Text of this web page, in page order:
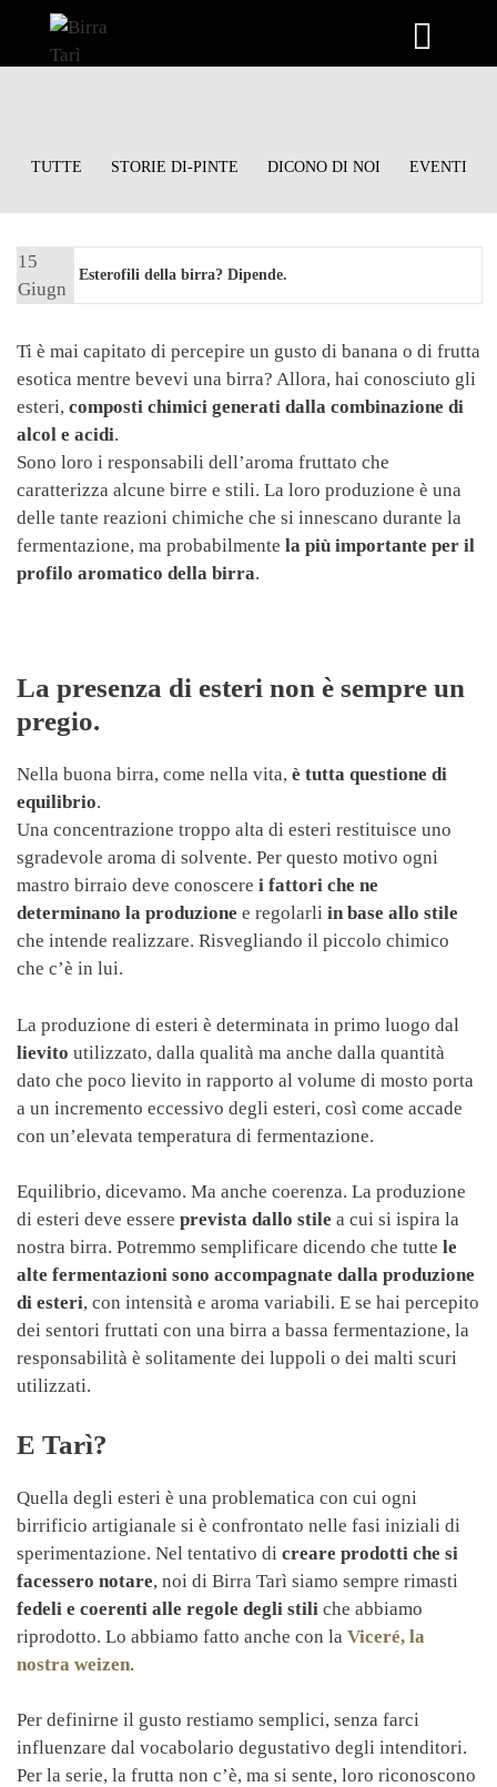
TUTTE STORIE DI-PINTE DICONO DI NOI EVENTI
Esterofili della birra? Dipende.
15
Giugn
Ti è mai capitato di percepire un gusto di banana o di frutta
esotica mentre bevevi una birra? Allora, hai conosciuto gli
esteri, composti chimici generati dalla combinazione di
alcol e acidi.
Sono loro i responsabili dell’aroma fruttato che
caratterizza alcune birre e stili. La loro produzione è una
delle tante reazioni chimiche che si innescano durante la
fermentazione, ma probabilmente la più importante per il
profilo aromatico della birra.
La presenza di esteri non è sempre un
pregio.
Nella buona birra, come nella vita, è tutta questione di
equilibrio.
Una concentrazione troppo alta di esteri restituisce uno
sgradevole aroma di solvente. Per questo motivo ogni
mastro birraio deve conoscere i fattori che ne
determinano la produzione e regolarli in base allo stile
che intende realizzare. Risvegliando il piccolo chimico
che c’è in lui.
La produzione di esteri è determinata in primo luogo dal
lievito utilizzato, dalla qualità ma anche dalla quantità
dato che poco lievito in rapporto al volume di mosto porta
a un incremento eccessivo degli esteri, così come accade
con un’elevata temperatura di fermentazione.
Equilibrio, dicevamo. Ma anche coerenza. La produzione
di esteri deve essere prevista dallo stile a cui si ispira la
nostra birra. Potremmo semplificare dicendo che tutte le
alte fermentazioni sono accompagnate dalla produzione
di esteri, con intensità e aroma variabili. E se hai percepito
dei sentori fruttati con una birra a bassa fermentazione, la
responsabilità è solitamente dei luppoli o dei malti scuri
utilizzati.
E Tarì?
Quella degli esteri è una problematica con cui ogni
birrificio artigianale si è confrontato nelle fasi iniziali di
sperimentazione. Nel tentativo di creare prodotti che si
facessero notare, noi di Birra Tarì siamo sempre rimasti
fedeli e coerenti alle regole degli stili che abbiamo
riprodotto. Lo abbiamo fatto anche con la Viceré, la
nostra weizen.
Per definirne il gusto restiamo semplici, senza farci
influenzare dal vocabolario degustativo degli intenditori.
Per la serie, la frutta non c’è, ma si sente, loro riconoscono